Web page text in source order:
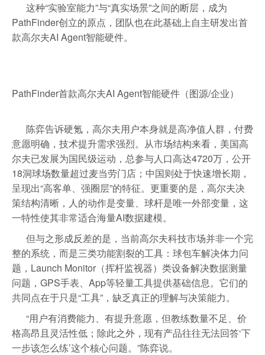
这种“实验室能力”与“真实场景”之间的断层，成为
PathFinder创立的原点，团队也在此基础上自主研发出首
款高尔夫AI Agent智能硬件。
PathFinder首款高尔夫AI Agent智能硬件（图源/企业）
陈弈告诉硬氪，高尔夫用户本身就是高净值人群，付费
意愿明确，技术提升需求强烈。从市场结构来看，美国高
尔夫已发展为国民级运动，总参与人口高达4720万，公开
18洞球场数量超过麦当劳门店；中国则处于快速增长期，
呈现出“高客单、强圈层”的特征。更重要的是，高尔夫决
策结构清晰，人的动作是变量、球杆是唯一外部变量，这
一特性使其非常适合海量AI数据建模。
但与之形成反差的是，当前高尔夫科技市场并非一个完
整的系统，而是三类功能割裂的工具：球包车解决体力问
题，Launch Monitor（挥杆监视器）类设备解决数据测量
问题，GPS手表、App等轻量工具提供基础信息。它们的
共同点在于只是“工具”，缺乏真正的理解与决策能力。
“用户有消费能力、有提升意愿，但教练数量不足、价
格高昂且灵活性低；除此之外，现有产品往往无法回答‘下
一步该怎么练’这个核心问题。”陈弈说。